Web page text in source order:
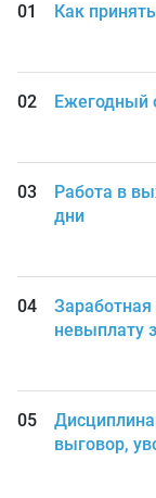
Как
Ежегодный
Работа в
дни
Заработная
невыплату
выговор,